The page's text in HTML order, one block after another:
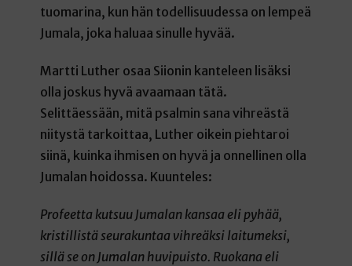
tuomarina, kun hän todellisuudessa on lempeä
Jumala, joka haluaa sinulle hyvää.
Martti Luther osaa Siionin kanteleen lisäksi
olla joskus hyvä avaamaan tätä.
Selittäessään, mitä psalmin sana vihreästä
niitystä tarkoittaa, Luther oikein piehtaroi
siinä, kuinka ihmisen on hyvä ja onnellinen olla
Jumalan hoidossa. Kuunteles:
Profeetta kutsuu Jumalan kansaa eli pyhää,
kristillistä seurakuntaa vihreäksi laitumeksi,
sillä se on Jumalan huvipuisto. Ruokana eli